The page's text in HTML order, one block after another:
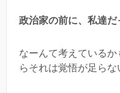
政治家の前に、私達だ
なーんて考えている
らそれは覚悟が足らな